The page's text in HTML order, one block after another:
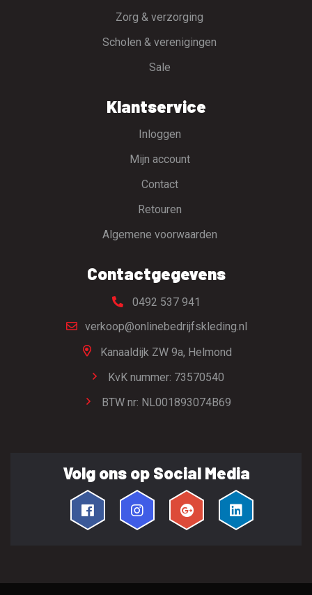
Zorg & verzorging
Scholen & verenigingen
Sale
Klantservice
Inloggen
Mijn account
Contact
Retouren
Algemene voorwaarden
Contactgegevens
0492 537 941
verkoop@onlinebedrijfskleding.nl
Kanaaldijk ZW 9a, Helmond
KvK nummer: 73570540
BTW nr: NL001893074B69
Volg ons op Social Media